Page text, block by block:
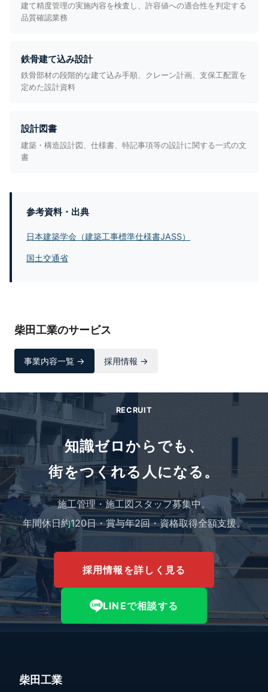
建て精度管理の実施内容を検査し、許容値への適合性を判定する
品質確認業務
鉄骨建て込み設計
鉄骨部材の段階的な建て込み手順、クレーン計画、支保工配置を
定めた設計資料
設計図書
建築・構造設計図、仕様書、特記事項等の設計に関する一式の文
書
参考資料・出典
日本建築学会（建築工事標準仕様書JASS）
国土交通省
柴田工業のサービス
事業内容一覧 → 採用情報 →
RECRUIT
知識ゼロからでも、
街をつくれる人になる。
施工管理・施工図スタッフ募集中。
年間休日約120日・賞与年2回・資格取得全額支援。
採用情報を詳しく見る
LINEで相談する
柴田工業